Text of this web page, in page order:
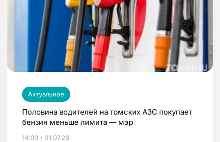
Актуальное
Половина водителей на томских АЗС покупает
бензин меньше лимита — мэр
14:00 / 31.07.26